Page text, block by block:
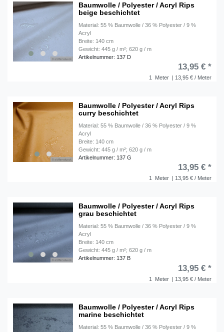
Baumwolle / Polyester / Acryl Rips
beige beschichtet
Material: 55 % Baumwolle / 36 % Polyester / 9 %
Acryl
Breite: 140 cm
Gewicht: 445 g / m²; 620 g / m
Artikelnummer: 137 D
1 Meter | 13,95 € / Meter
13,95 € *
Baumwolle / Polyester / Acryl Rips
curry beschichtet
Material: 55 % Baumwolle / 36 % Polyester / 9 %
Acryl
Breite: 140 cm
Gewicht: 445 g / m²; 620 g / m
Artikelnummer: 137 G
1 Meter | 13,95 € / Meter
13,95 € *
Baumwolle / Polyester / Acryl Rips
grau beschichtet
Material: 55 % Baumwolle / 36 % Polyester / 9 %
Acryl
Breite: 140 cm
Gewicht: 445 g / m²; 620 g / m
Artikelnummer: 137 B
1 Meter | 13,95 € / Meter
13,95 € *
Baumwolle / Polyester / Acryl Rips
marine beschichtet
Material: 55 % Baumwolle / 36 % Polyester / 9 %